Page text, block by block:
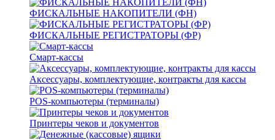
ФИСКАЛЬНЫЕ НАКОПИТЕЛИ (ФН)
ФИСКАЛЬНЫЕ РЕГИСТРАТОРЫ (ФР)
Смарт-кассы
Аксессуары, комплектующие, контракты для кассы
POS-компьютеры (терминалы)
Принтеры чеков и документов